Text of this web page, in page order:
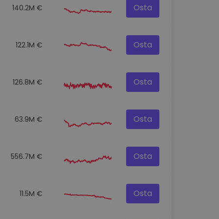
140.2M € Osta
122.1M € Osta
126.8M € Osta
63.9M € Osta
556.7M € Osta
11.5M € Osta